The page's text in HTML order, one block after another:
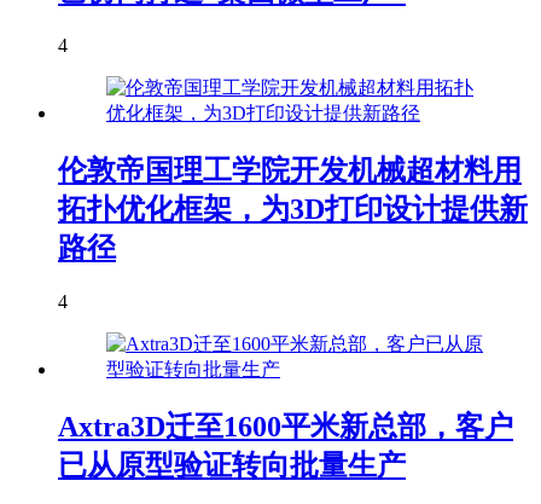
4
伦敦帝国理工学院开发机械超材料用
拓扑优化框架，为3D打印设计提供新
路径
4
Axtra3D迁至1600平米新总部，客户
已从原型验证转向批量生产